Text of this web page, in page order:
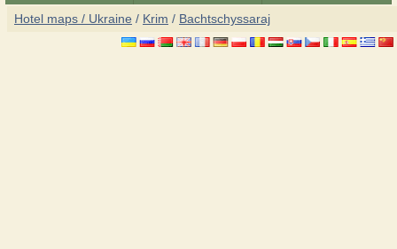
Hotel maps / Ukraine / Krim / Bachtschyssaraj